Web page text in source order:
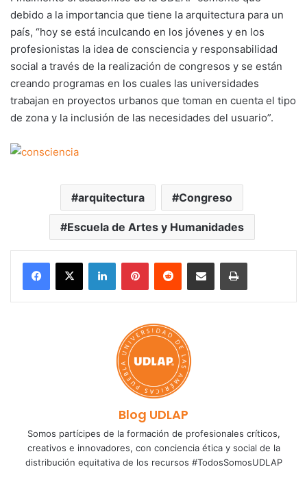
debido a la importancia que tiene la arquitectura para un
país, “hoy se está inculcando en los jóvenes y en los
profesionistas la idea de consciencia y responsabilidad
social a través de la realización de congresos y se están
creando programas en los cuales las universidades
trabajan en proyectos urbanos que toman en cuenta el tipo
de zona y la inclusión de las necesidades del usuario”.
arquitectura Congreso
Escuela de Artes y Humanidades
LinkedInPinterestReddit Share via Email Print
Blog UDLAP
Somos partícipes de la formación de profesionales críticos,
creativos e innovadores, con conciencia ética y social de la
distribución equitativa de los recursos #TodosSomosUDLAP